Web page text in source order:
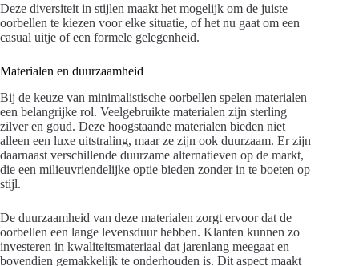
Deze diversiteit in stijlen maakt het mogelijk om de juiste
oorbellen te kiezen voor elke situatie, of het nu gaat om een
casual uitje of een formele gelegenheid.
Materialen en duurzaamheid
Bij de keuze van minimalistische oorbellen spelen materialen
een belangrijke rol. Veelgebruikte materialen zijn sterling
zilver en goud. Deze hoogstaande materialen bieden niet
alleen een luxe uitstraling, maar ze zijn ook duurzaam. Er zijn
daarnaast verschillende duurzame alternatieven op de markt,
die een milieuvriendelijke optie bieden zonder in te boeten op
stijl.
De duurzaamheid van deze materialen zorgt ervoor dat de
oorbellen een lange levensduur hebben. Klanten kunnen zo
investeren in kwaliteitsmateriaal dat jarenlang meegaat en
bovendien gemakkelijk te onderhouden is. Dit aspect maakt